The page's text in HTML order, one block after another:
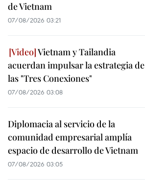
de Vietnam
07/08/2026 03:21
Vietnam y Tailandia
acuerdan impulsar la estrategia de
las "Tres Conexiones"
07/08/2026 03:08
Diplomacia al servicio de la
comunidad empresarial amplía
espacio de desarrollo de Vietnam
07/08/2026 03:05